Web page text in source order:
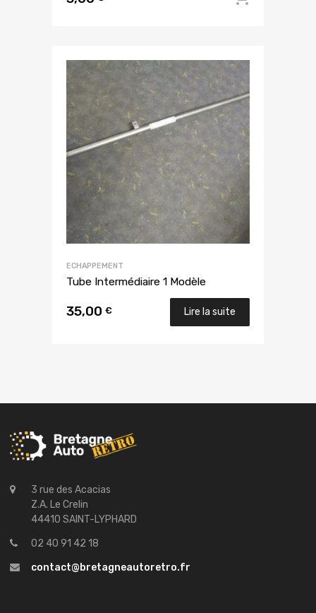
ECHAPPEMENT
Tube Intermédiaire 1 Modèle
35,00 € Lire la suite
3 rue des Acacias
Z.A. Le Crelin
44410 SAINT-LYPHARD
02 40 91 42 18
contact@bretagneautoretro.fr